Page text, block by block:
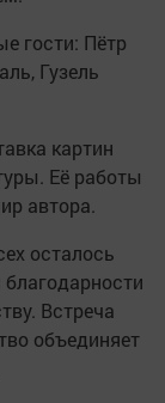
гости: Пётр
Гузель
картин
Её работы
автора.
осталось
Встреча
объединяет